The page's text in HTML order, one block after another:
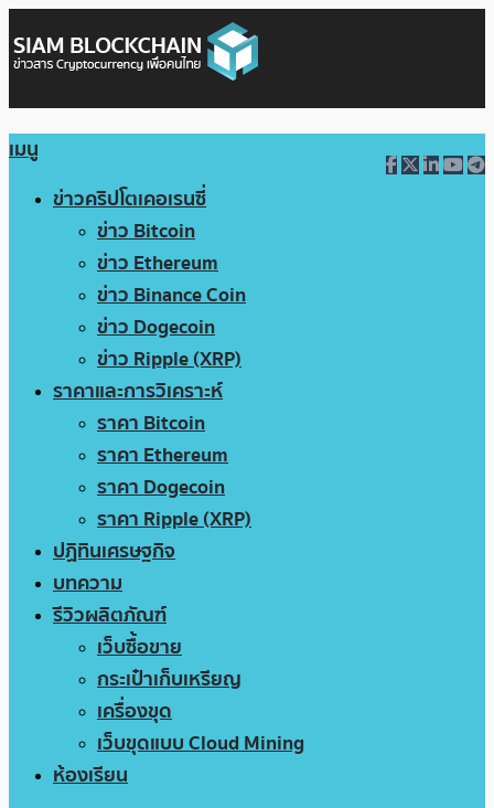
เมนู
ข่าวคริปโตเคอเรนซี่
ข่าว Bitcoin
ข่าว Ethereum
ข่าว Binance Coin
ข่าว Dogecoin
ข่าว Ripple (XRP)
ราคาและการวิเคราะห์
ราคา Bitcoin
ราคา Ethereum
ราคา Dogecoin
ราคา Ripple (XRP)
ปฏิทินเศรษฐกิจ
บทความ
รีวิวผลิตภัณฑ์
เว็บซื้อขาย
กระเป๋าเก็บเหรียญ
เครื่องขุด
เว็บขุดแบบ Cloud Mining
ห้องเรียน